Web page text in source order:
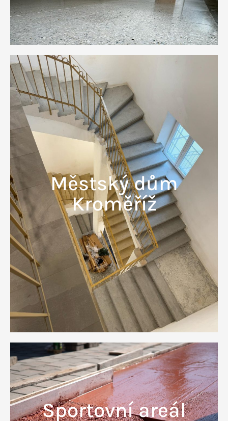
Městský dům
Kroměříž
Sportovní areál